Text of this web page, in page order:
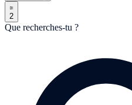
2
Que recherches-tu ?